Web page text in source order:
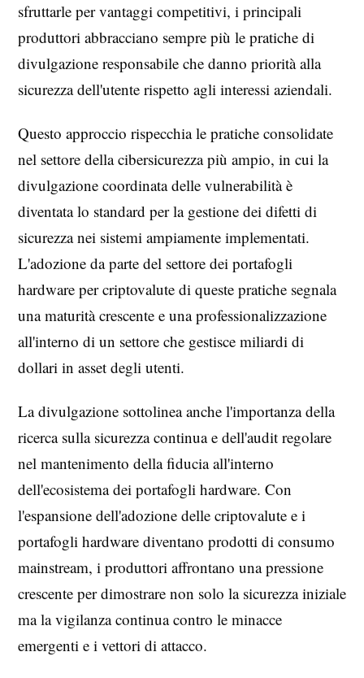
sfruttarle per vantaggi competitivi, i principali
produttori abbracciano sempre più le pratiche di
divulgazione responsabile che danno priorità alla
sicurezza dell'utente rispetto agli interessi aziendali.
Questo approccio rispecchia le pratiche consolidate
nel settore della cibersicurezza più ampio, in cui la
divulgazione coordinata delle vulnerabilità è
diventata lo standard per la gestione dei difetti di
sicurezza nei sistemi ampiamente implementati.
L'adozione da parte del settore dei portafogli
hardware per criptovalute di queste pratiche segnala
una maturità crescente e una professionalizzazione
all'interno di un settore che gestisce miliardi di
dollari in asset degli utenti.
La divulgazione sottolinea anche l'importanza della
ricerca sulla sicurezza continua e dell'audit regolare
nel mantenimento della fiducia all'interno
dell'ecosistema dei portafogli hardware. Con
l'espansione dell'adozione delle criptovalute e i
portafogli hardware diventano prodotti di consumo
mainstream, i produttori affrontano una pressione
crescente per dimostrare non solo la sicurezza iniziale
ma la vigilanza continua contro le minacce
emergenti e i vettori di attacco.